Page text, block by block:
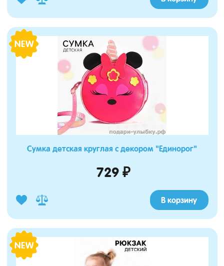
NEW
Сумка детская круглая с декором "Единорог"
729 ₽
В корзину
NEW